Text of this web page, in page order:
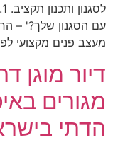
עם הסגנון שלך?' –
מעצב פנים מקצועי
דיור מוגן
מגורים
הדתי